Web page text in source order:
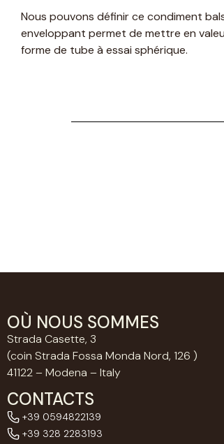
Nous pouvons définir ce condiment
enveloppant permet de mettre en
forme de tube à essai sphérique.
OÙ NOUS SOMMES
Strada Casette, 3
(coin Strada Fossa Monda Nord, 126 )
41122 – Modena – Italy
CONTACTS
+39 0594822139
+39 328 2283193